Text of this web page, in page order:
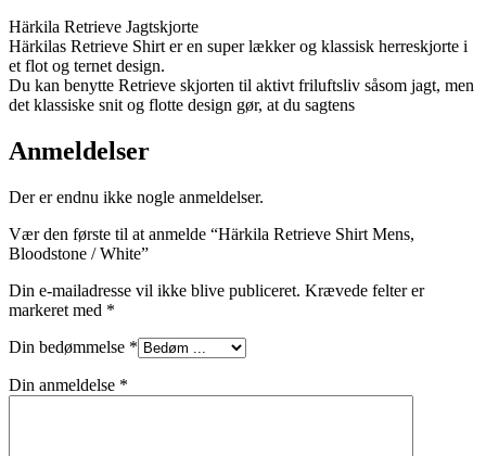
Härkila Retrieve Jagtskjorte
Härkilas Retrieve Shirt er en super lækker og klassisk herreskjorte i
et flot og ternet design.
Du kan benytte Retrieve skjorten til aktivt friluftsliv såsom jagt, men
det klassiske snit og flotte design gør, at du sagtens
Anmeldelser
Der er endnu ikke nogle anmeldelser.
Vær den første til at anmelde “Härkila Retrieve Shirt Mens,
Bloodstone / White”
Din e-mailadresse vil ikke blive publiceret. Krævede felter er
markeret med *
Din bedømmelse *
Din anmeldelse *